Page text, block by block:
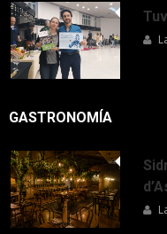
GASTRONOMÍA